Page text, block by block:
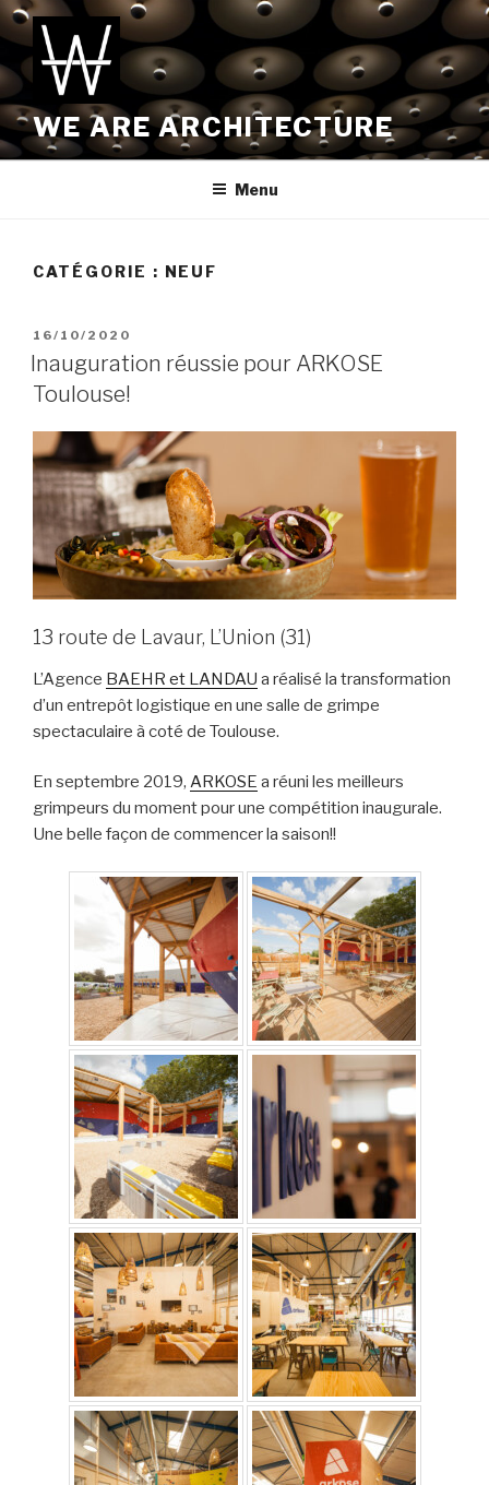
Aller
au
contenu
principal
WE ARE ARCHITECTURE
Menu
CATÉGORIE : NEUF
PUBLIÉ
LE
16/10/2020
Inauguration réussie pour ARKOSE
Toulouse!
13 route de Lavaur, L’Union (31)
L’Agence BAEHR et LANDAU a réalisé la transformation
d’un entrepôt logistique en une salle de grimpe
spectaculaire à coté de Toulouse.
En septembre 2019, ARKOSE a réuni les meilleurs
grimpeurs du moment pour une compétition inaugurale.
Une belle façon de commencer la saison!!